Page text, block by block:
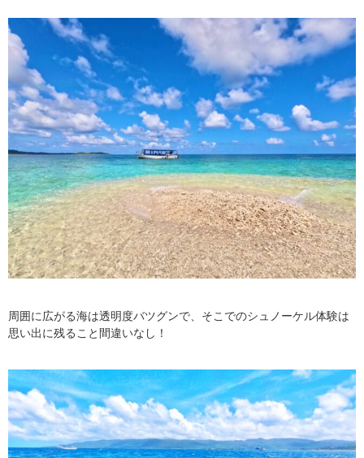
周囲に広がる海は透明度バツグンで、そこでのシュノーケル体験は
思い出に残ること間違いなし！